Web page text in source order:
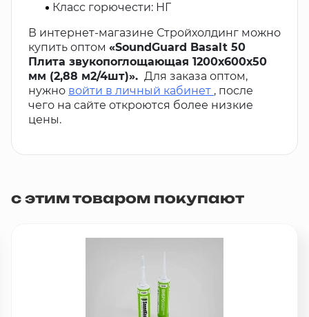
Класс горючести: НГ
В интернет-магазине Стройхолдинг можно
купить оптом «SoundGuard Basalt 50
Плита звукопоглощающая 1200х600х50
мм (2,88 м2/4шт)». Для заказа оптом,
нужно войти в личный кабинет , после
чего на сайте откроются более низкие
цены.
с этим товаром покупают